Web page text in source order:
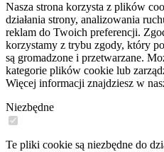
Nasza strona korzysta z plików
działania strony, analizowania
reklam do Twoich preferencji.
korzystamy z trybu zgody, który
są gromadzone i przetwarzane.
kategorie plików cookie lub
Więcej informacji znajdziesz w
Niezbędne
Te pliki cookie są niezbędne do